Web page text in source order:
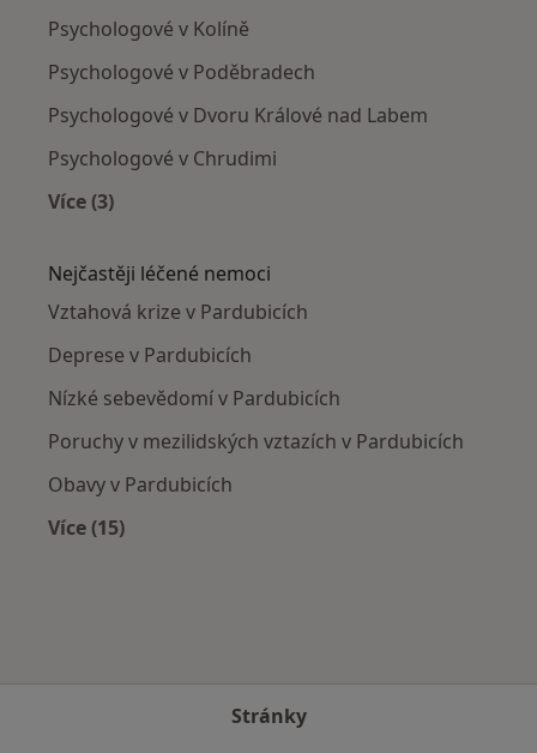
Psychologové v Kolíně
Psychologové v Poděbradech
Psychologové v Dvoru Králové nad Labem
Psychologové v Chrudimi
Více (3)
Nejčastěji léčené nemoci
Vztahová krize v Pardubicích
Deprese v Pardubicích
Nízké sebevědomí v Pardubicích
Poruchy v mezilidských vztazích v Pardubicích
Obavy v Pardubicích
Více (15)
Stránky